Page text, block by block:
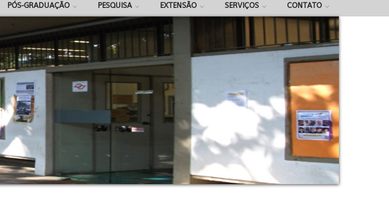
PÓS-GRADUAÇÃO PESQUISA EXTENSÃO SERVIÇOS CONTATO